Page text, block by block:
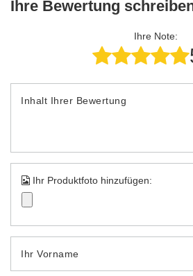
Ihre Bewertung
Ihre Note:
Inhalt Ihrer Bewertung
Ihr Produktfoto hinzufügen:
Ihr Vorname